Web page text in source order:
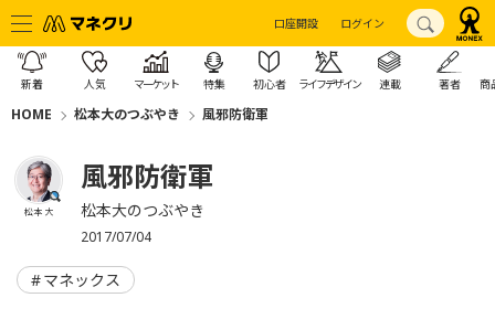
口座開設 ログイン
新着 人気 マーケット 特集 初心者 ライフデザイン 連載 著者 商
HOME 松本大のつぶやき 風邪防衛軍
松本 大
風邪防衛軍
松本大のつぶやき
2017/07/04
マネックス